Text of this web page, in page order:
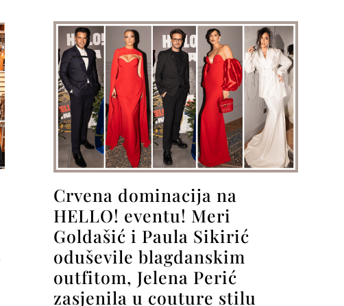
Crvena dominacija na
HELLO! eventu! Meri
Goldašić i Paula Sikirić
oduševile blagdanskim
outfitom, Jelena Perić
zasjenila u couture stilu